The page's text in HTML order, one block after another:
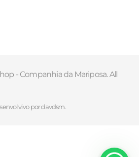
- Companhia da Mariposa. All
por davdsm.